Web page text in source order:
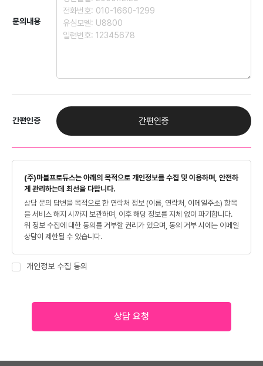
문의내용
간편인증 간편인증
(주)마블프로듀스는 아래의 목적으로 개인정보를 수집 및 이용하며, 안전하
게 관리하는데 최선을 다합니다.
상담 문의 답변을 목적으로 한 연락처 정보 (이름, 연락처, 이메일주소) 항목
을 서비스 해지 시까지 보관하며, 이후 해당 정보를 지체 없이 파기합니다.
위 정보 수집에 대한 동의를 거부할 권리가 있으며, 동의 거부 시에는 이메일
상담이 제한될 수 있습니다.
개인정보 수집 동의
상담 요청